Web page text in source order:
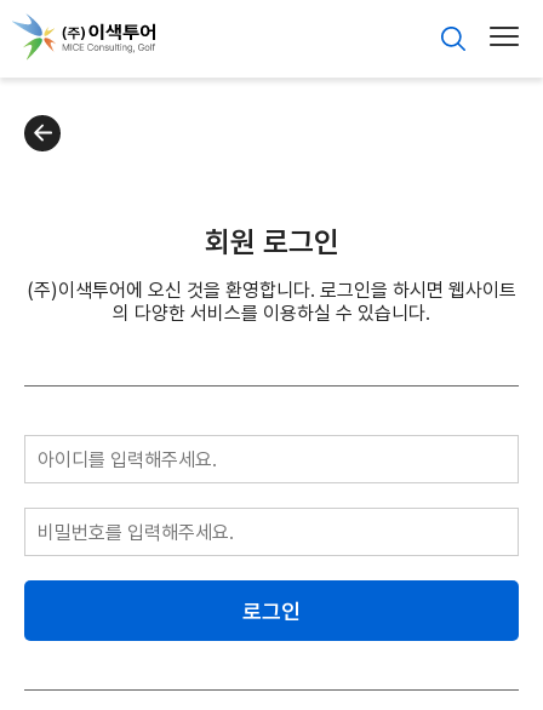
회원 로그인
(주)이색투어에 오신 것을 환영합니다. 로그인을 하시면 웹사이트
의 다양한 서비스를 이용하실 수 있습니다.
로그인